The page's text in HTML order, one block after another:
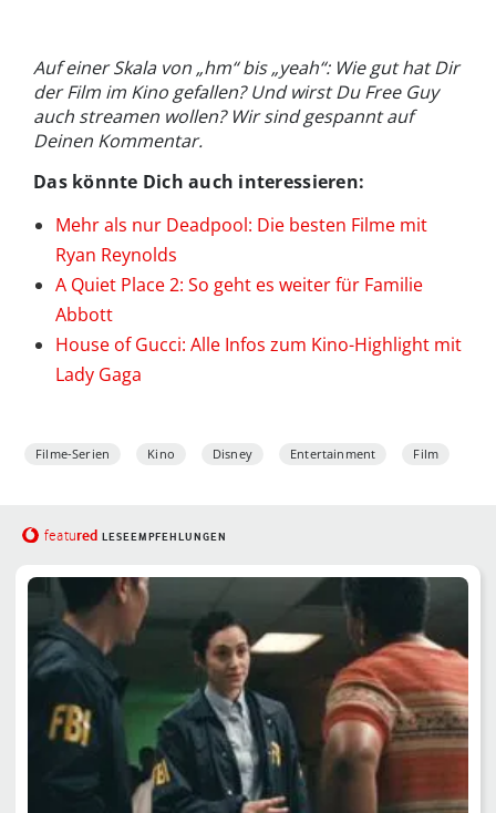
Auf einer Skala von „hm“ bis „yeah“: Wie gut hat Dir
der Film im Kino gefallen? Und wirst Du Free Guy
auch streamen wollen? Wir sind gespannt auf
Deinen Kommentar.
Das könnte Dich auch interessieren:
Mehr als nur Deadpool: Die besten Filme mit
Ryan Reynolds
A Quiet Place 2: So geht es weiter für Familie
Abbott
House of Gucci: Alle Infos zum Kino-Highlight mit
Lady Gaga
Filme-Serien Kino Disney Entertainment Film
featured LESEEMPFEHLUNGEN